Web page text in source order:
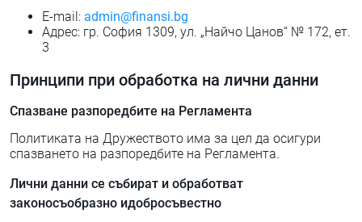
E-mail: admin@finansi.bg
Адрес: гр. София 1309, ул. „Найчо Цанов“ № 172, ет.
3
Принципи при обработка на лични данни
Спазване разпоредбите на Регламента
Политиката на Дружеството има за цел да осигури
спазването на разпоредбите на Регламента.
Лични данни се събират и обработват
законосъобразно идобросъвестно